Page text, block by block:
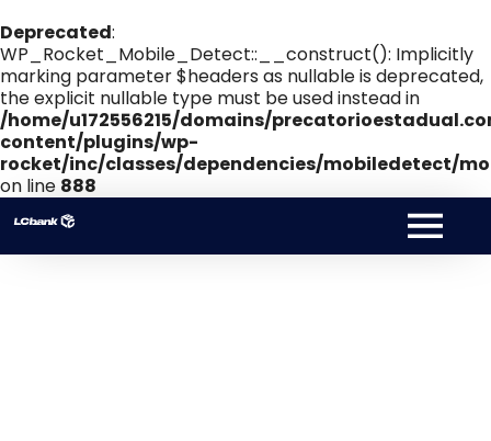
Deprecated:
WP_Rocket_Mobile_Detect::__construct(): Implicitly
marking parameter $headers as nullable is deprecated,
the explicit nullable type must be used instead in
/home/u172556215/domains/
content/plugins/wp-
rocket/inc/classes/dependencies/mobiledetect/
on line 888